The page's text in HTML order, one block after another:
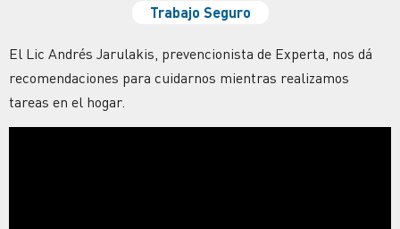
Trabajo Seguro
El Lic Andrés Jarulakis, prevencionista de Experta, nos dá
recomendaciones para cuidarnos mientras realizamos
tareas en el hogar.